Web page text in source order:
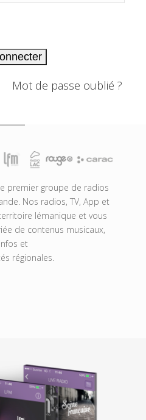
Mot de passe oublié ?
premier groupe de radios
Nos radios, TV, App et
lémanique et vous
de contenus musicaux,
et
régionales.